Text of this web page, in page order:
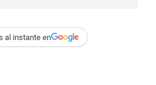
al instante en